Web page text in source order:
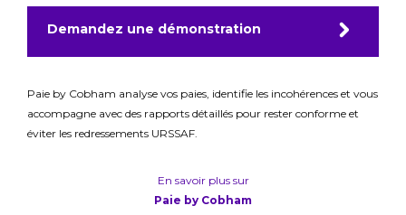
Demandez une démonstration
Paie by Cobham analyse vos paies, identifie les incohérences et vous
accompagne avec des rapports détaillés pour rester conforme et
éviter les redressements URSSAF.
En savoir plus sur
Paie by Cobham